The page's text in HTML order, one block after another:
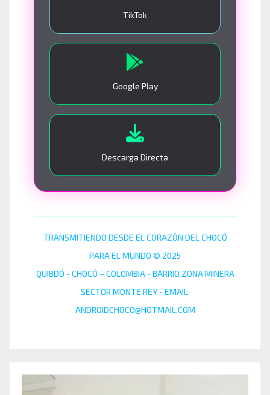
TikTok
Google Play
Descarga Directa
TRANSMITIENDO DESDE EL CORAZÓN DEL CHOCÓ
PARA EL MUNDO © 2025
QUIBDÓ - CHOCÓ – COLOMBIA - BARRIO ZONA MINERA
SECTOR MONTE REY - EMAIL:
ANDROIDCHOCO@HOTMAIL.COM